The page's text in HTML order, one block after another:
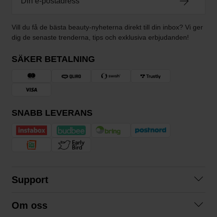
Vill du få de bästa beauty-nyheterna direkt till din inbox? Vi ger
dig de senaste trenderna, tips och exklusiva erbjudanden!
SÄKER BETALNING
SNABB LEVERANS
Support
Om oss